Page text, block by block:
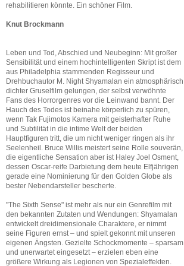
rehabilitieren könnte. Ein schöner Film.
Knut Brockmann
Leben und Tod, Abschied und Neubeginn: Mit großer
Sensibilität und einem hochintelligenten Skript ist dem
aus Philadelphia stammenden Regisseur und
Drehbuchautor M. Night Shyamalan ein atmosphärisch
dichter Gruselfilm gelungen, der selbst verwöhnte
Fans des Horrorgenres vor die Leinwand bannt. Der
Hauch des Todes ist beinahe körperlich zu spüren,
wenn Tak Fujimotos Kamera mit geisterhafter Ruhe
und Subtilität in die intime Welt der beiden
Hauptfiguren tritt, die um nicht weniger ringen als ihr
Seelenheil. Bruce Willis meistert seine Rolle souverän,
die eigentliche Sensation aber ist Haley Joel Osment,
dessen Oscar-reife Darbietung dem heute Elfjährigen
gerade eine Nominierung für den Golden Globe als
bester Nebendarsteller bescherte.
"The Sixth Sense" ist mehr als nur ein Genrefilm mit
den bekannten Zutaten und Wendungen: Shyamalan
entwickelt dreidimensionale Charaktere, er nimmt
seine Figuren ernst – und spielt gekonnt mit unseren
eigenen Ängsten. Gezielte Schockmomente – sparsam
und unerwartet eingesetzt – erzielen eben eine
größere Wirkung als Legionen von Spezialeffekten.